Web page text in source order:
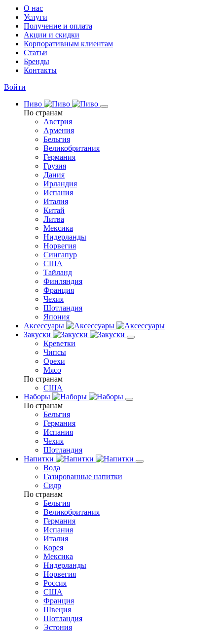
О нас
Услуги
Получение и оплата
Акции и скидки
Корпоративным клиентам
Статьи
Бренды
Контакты
Войти
Пиво
По странам
Австрия
Армения
Бельгия
Великобритания
Германия
Грузия
Дания
Ирландия
Испания
Италия
Китай
Литва
Мексика
Нидерланды
Норвегия
Сингапур
США
Тайланд
Финляндия
Франция
Чехия
Шотландия
Япония
Аксессуары
Закуски
Креветки
Чипсы
Орехи
Мясо
По странам
США
Наборы
По странам
Бельгия
Германия
Испания
Чехия
Шотландия
Напитки
Вода
Газированные напитки
Сидр
По странам
Бельгия
Великобритания
Германия
Испания
Италия
Корея
Мексика
Нидерланды
Норвегия
Россия
США
Франция
Швеция
Шотландия
Эстония